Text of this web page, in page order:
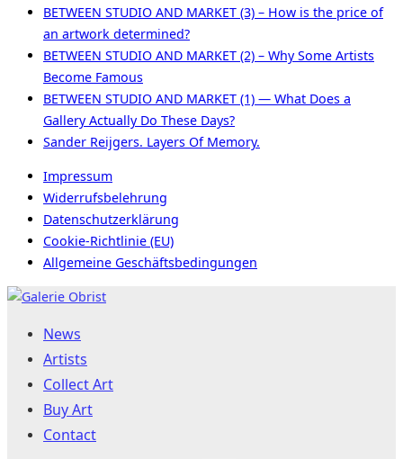
BETWEEN STUDIO AND MARKET (3) – How is the price of
an artwork determined?
BETWEEN STUDIO AND MARKET (2) – Why Some Artists
Become Famous
BETWEEN STUDIO AND MARKET (1) — What Does a
Gallery Actually Do These Days?
Sander Reijgers. Layers Of Memory.
Impressum
Widerrufsbelehrung
Datenschutzerklärung
Cookie-Richtlinie (EU)
Allgemeine Geschäftsbedingungen
Skip
contentNews
Artists
Collect Art
Buy Art
Contact